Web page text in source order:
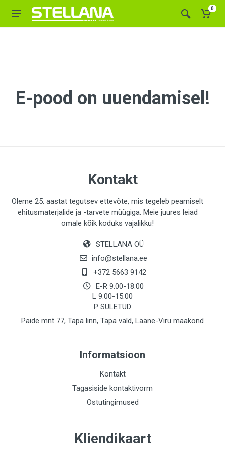
0
E-pood on uuendamisel!
Kontakt
Oleme 25. aastat tegutsev ettevõte, mis tegeleb peamiselt
ehitusmaterjalide ja -tarvete müügiga. Meie juures leiad
omale kõik koduks vajalikku!
STELLANA OÜ
info@stellana.ee
+372 5663 9142
E-R 9.00-18.00
L 9.00-15.00
P SULETUD
Paide mnt 77, Tapa linn, Tapa vald, Lääne-Viru maakond
Informatsioon
Kontakt
Tagasiside kontaktivorm
Ostutingimused
Kliendikaart